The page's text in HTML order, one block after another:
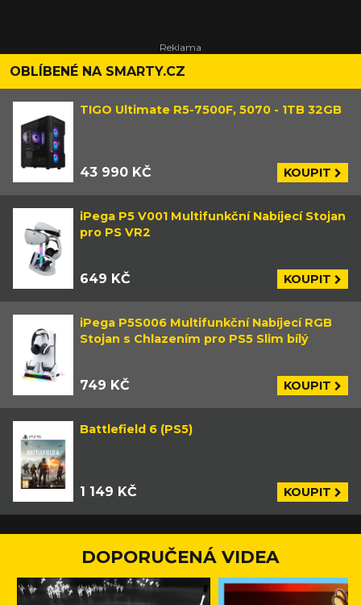
OBLÍBENÉ NA SMARTY.CZ
TIGO Ultimate R5-7500F, 5070 - 1TB 32GB
43 990 KČ KOUPIT
iPega P5 V001 Multifunkční Nabíjecí Stojan
pro PS VR2
649 KČ KOUPIT
iPega P5S006 Multifunkční Nabíjecí RGB
Stojan s Chlazením pro PS5 Slim bílý
749 KČ KOUPIT
Battlefield 6 (PS5)
1 149 KČ KOUPIT
DOPORUČENÁ VIDEA